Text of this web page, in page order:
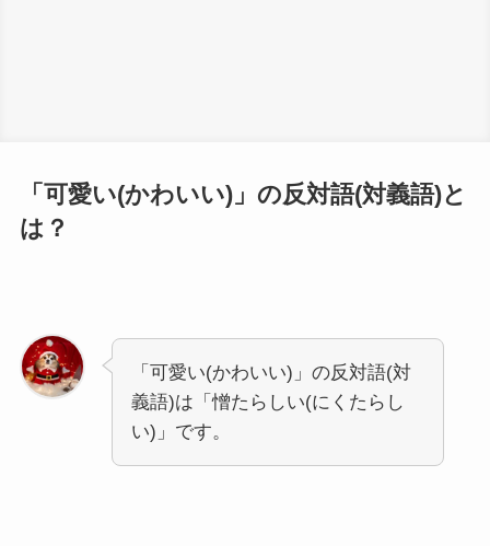
「可愛い(かわいい)」の反対語(対義語)と
は？
「可愛い(かわいい)」の反対語(対
義語)は「憎たらしい(にくたらし
い)」です。